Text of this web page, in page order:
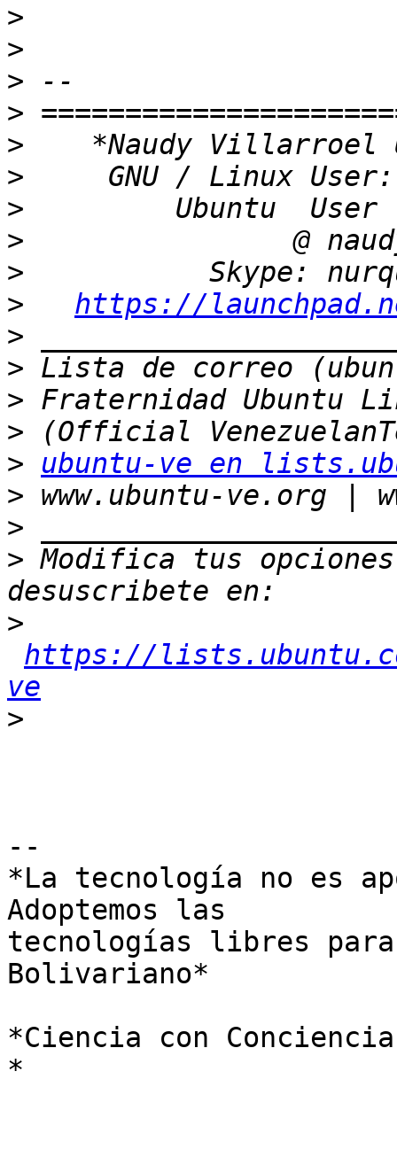
>
>
>
>
>
>
>
>
>
>
https://
>
>
>
>
>
ubuntu-ve en
>
>
> Modifica tus
>
https://
ve
>
--
*La tecnología no es
Adoptemos las
tecnologías libres
Bolivariano*
*Ciencia con Conciencia
*